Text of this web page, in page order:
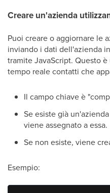
Creare un'azienda
Puoi creare o aggiornare le
inviando i dati dell'azienda
tramite JavaScript. Questo
tempo reale contatti che
Il campo chiave è
Se esiste già
viene assegnato a essa.
Se non esiste, viene
Esempio: